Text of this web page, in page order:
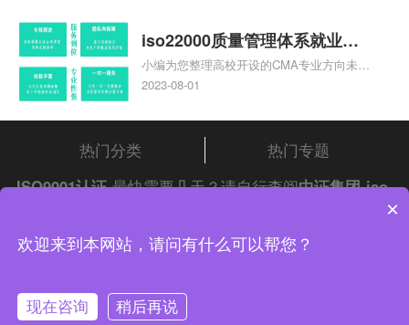
标准是什么相关iso体系认证知识，详情可
查看下方正文！
iso22000质量管理体系就业方
向，质量管理与认证就业方向
小编为您整理高校开设的CMA专业方向未来
就业前景及就业方向如何、cma就业方向有
和cma未来就业方向、大学生考完cma，就
哪些就业方向相关iso体系认证知识，详情
可查看下方正文！
2023-08-01
热门分类
热门专题
ISO9001认证 最快需要几天？请自行查阅中证集团 iso
中证集团体系认证 版权所有 Copyright © 2022
渝公网安备 50010502003954号
×
欢迎来到本网站，请问有什么可以帮您？
现在咨询 稍后再说